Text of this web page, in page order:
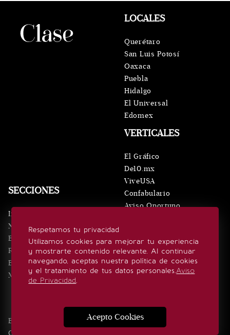
Respetamos tu privacidad
Utilizamos cookies para mejorar tu experiencia
y mostrarte contenido relevante. Al continuar
navegando, aceptas nuestra política de cookies
y el tratamiento de tus datos personales.Aviso
de Privacidad.
Acepto Cookies
SECCIONES
Inicio
Noticias
Eventos
Realeza
Estilo de vida
Minuto x Minuto
VERTICALES
El Gráfico
De10.mx
ViveUSA
Confabulario
Aviso Oportuno
LOCALES
Querétaro
San Luis Potosí
Oaxaca
Puebla
Hidalgo
El Universal
Edomex
SÍGUENOS
Edición Impresa Noticias Quiénes somos
Contacto